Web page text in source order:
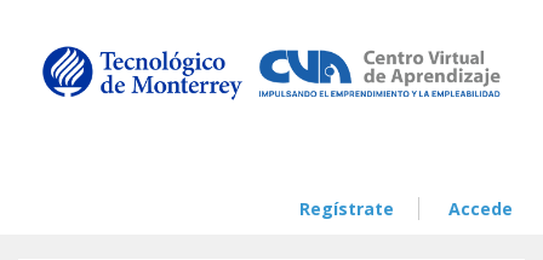
Regístrate Accede